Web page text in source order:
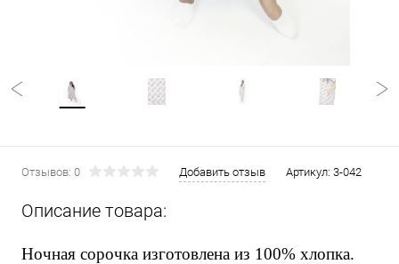
Отзывов: 0 Добавить отзыв Артикул: 3-042
Описание товара:
Ночная сорочка изготовлена из 100% хлопка.